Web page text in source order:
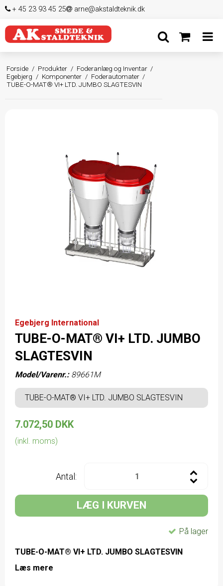
+ 45 23 93 45 25 arne@akstaldteknik.dk
Forside / Produkter / Foderanlæg og Inventar /
Egebjerg / Komponenter / Foderautomater /
TUBE-O-MAT® VI+ LTD. JUMBO SLAGTESVIN
Egebjerg International
TUBE-O-MAT® VI+ LTD. JUMBO
SLAGTESVIN
Model/Varenr.: 89661M
TUBE-O-MAT® VI+ LTD. JUMBO SLAGTESVIN
7.072,50 DKK
(inkl. moms)
Antal:
LÆG I KURVEN
På lager
TUBE-O-MAT® VI+ LTD. JUMBO SLAGTESVIN
Læs mere